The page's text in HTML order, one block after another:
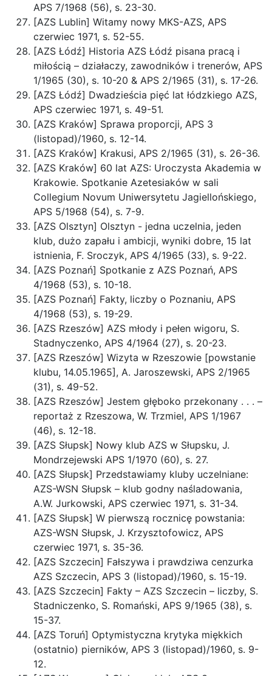
APS 7/1968 (56), s. 23-30.
[AZS Lublin] Witamy nowy MKS-AZS, APS
czerwiec 1971, s. 52-55.
[AZS Łódź] Historia AZS Łódź pisana pracą i
miłością – działaczy, zawodników i trenerów, APS
1/1965 (30), s. 10-20 & APS 2/1965 (31), s. 17-26.
[AZS Łódź] Dwadzieścia pięć lat łódzkiego AZS,
APS czerwiec 1971, s. 49-51.
[AZS Kraków] Sprawa proporcji, APS 3
(listopad)/1960, s. 12-14.
[AZS Kraków] Krakusi, APS 2/1965 (31), s. 26-36.
[AZS Kraków] 60 lat AZS: Uroczysta Akademia w
Krakowie. Spotkanie Azetesiaków w sali
Collegium Novum Uniwersytetu Jagiellońskiego,
APS 5/1968 (54), s. 7-9.
[AZS Olsztyn] Olsztyn - jedna uczelnia, jeden
klub, dużo zapału i ambicji, wyniki dobre, 15 lat
istnienia, F. Sroczyk, APS 4/1965 (33), s. 9-22.
[AZS Poznań] Spotkanie z AZS Poznań, APS
4/1968 (53), s. 10-18.
[AZS Poznań] Fakty, liczby o Poznaniu, APS
4/1968 (53), s. 19-29.
[AZS Rzeszów] AZS młody i pełen wigoru, S.
Stadnyczenko, APS 4/1964 (27), s. 20-23.
[AZS Rzeszów] Wizyta w Rzeszowie [powstanie
klubu, 14.05.1965], A. Jaroszewski, APS 2/1965
(31), s. 49-52.
[AZS Rzeszów] Jestem głęboko przekonany . . . –
reportaż z Rzeszowa, W. Trzmiel, APS 1/1967
(46), s. 12-18.
[AZS Słupsk] Nowy klub AZS w Słupsku, J.
Mondrzejewski APS 1/1970 (60), s. 27.
[AZS Słupsk] Przedstawiamy kluby uczelniane:
AZS-WSN Słupsk – klub godny naśladowania,
A.W. Jurkowski, APS czerwiec 1971, s. 31-34.
[AZS Słupsk] W pierwszą rocznicę powstania:
AZS-WSN Słupsk, J. Krzysztofowicz, APS
czerwiec 1971, s. 35-36.
[AZS Szczecin] Fałszywa i prawdziwa cenzurka
AZS Szczecin, APS 3 (listopad)/1960, s. 15-19.
[AZS Szczecin] Fakty – AZS Szczecin – liczby, S.
Stadniczenko, S. Romański, APS 9/1965 (38), s.
15-37.
[AZS Toruń] Optymistyczna krytyka miękkich
(ostatnio) pierników, APS 3 (listopad)/1960, s. 9-
12.